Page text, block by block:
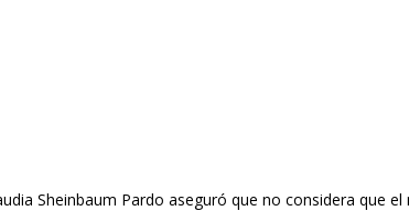
Sheinbaum Pardo aseguró que no considera que